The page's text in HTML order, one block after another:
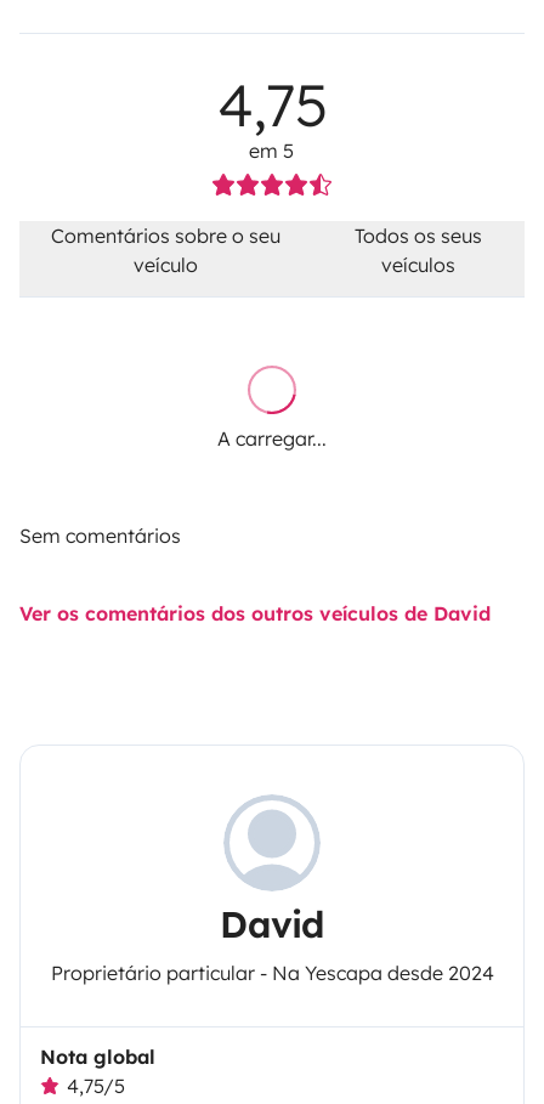
4,75
em 5
Comentários sobre o seu
veículo
Todos os seus
veículos
A carregar...
Sem comentários
Ver os comentários dos outros veículos de David
David
Proprietário particular - Na Yescapa desde 2024
Nota global
4,75/5